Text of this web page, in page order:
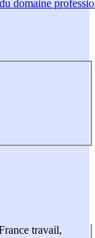
domaine
travail,